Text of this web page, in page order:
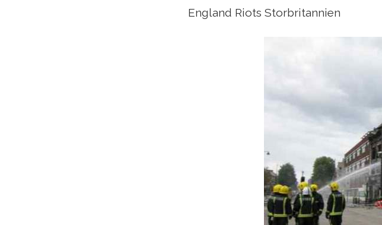
England Riots Storbritannien